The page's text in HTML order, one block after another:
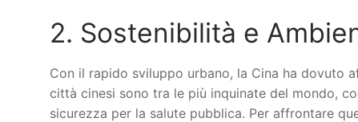
2. Sostenibilità e
Con il rapido sviluppo urbano, la Cina ha dovuto
città cinesi sono tra le più inquinate del mondo,
sicurezza per la salute pubblica. Per affrontare